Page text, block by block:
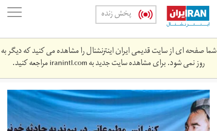
Skip
main
content
پخش زنده
شما صفحه ای از سایت قدیمی ایران اینترنشنال را مشاهده می کنید که دیگر به
روز نمی شود. برای مشاهده سایت جدید بهiranintl.comمراجعه کنید.
fb_img_1583575045145.jpg